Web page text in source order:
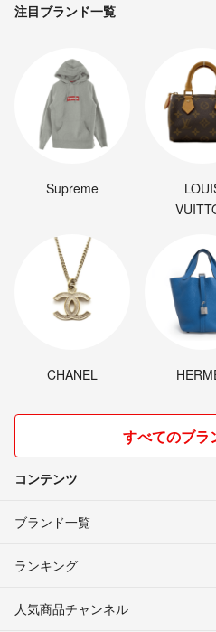
注目ブランド一覧
Supreme
CHANEL
すべてのブラ
コンテンツ
ブランド一覧
ランキング
人気商品チャンネル